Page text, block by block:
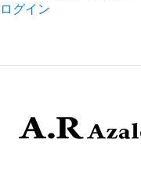
ログイン